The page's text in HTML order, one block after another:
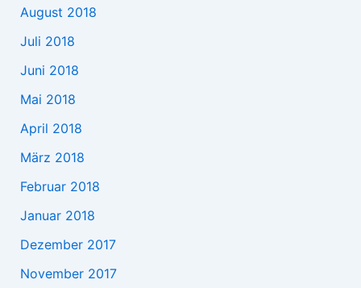
August 2018
Juli 2018
Juni 2018
Mai 2018
April 2018
März 2018
Februar 2018
Januar 2018
Dezember 2017
November 2017